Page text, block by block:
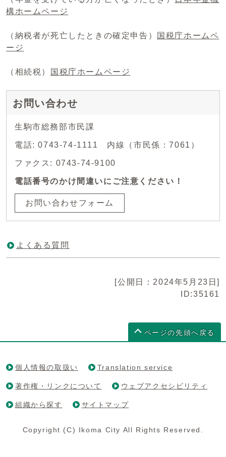
構ホームページ
（納税者が死亡したときの確定申告）
国税庁ホームペ
ージ
（相続税） 国税庁ホームページ
お問い合わせ
生駒市総務部市民課
電話: 0743-74-1111 内線（市民係：7061）
ファクス: 0743-74-9100
電話番号のかけ間違いにご注意ください！
お問い合わせフォーム
よくある質問
[公開日：2024年5月23日]
ID:35161
ページの先頭へ戻る
個人情報の取扱い Translation service
著作権・リンクについて ウェブアクセシビリティ
組織から探す サイトマップ
Copyright (C) Ikoma City All Rights Reserved.